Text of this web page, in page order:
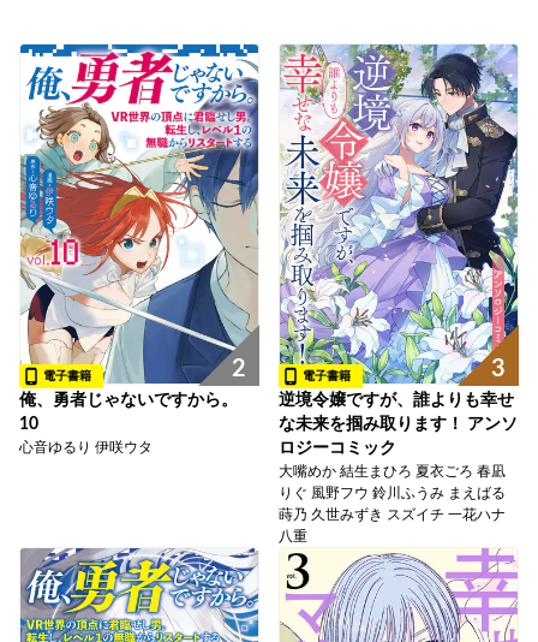
2
電子書籍
俺、勇者じゃないですから。
10
心音ゆるり 伊咲ウタ
3
電子書籍
逆境令嬢ですが、誰よりも幸せ
な未来を掴み取ります！ アンソ
ロジーコミック
大嘴めか 結生まひろ 夏衣ごろ 春凪
りぐ 風野フウ 鈴川ふうみ まえばる
蒔乃 久世みずき スズイチ 一花ハナ
八重